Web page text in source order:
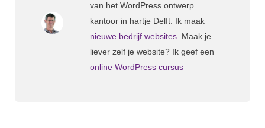
van het WordPress ontwerp
kantoor in hartje Delft. Ik maak
nieuwe bedrijf websites. Maak je
liever zelf je website? Ik geef een
online WordPress cursus